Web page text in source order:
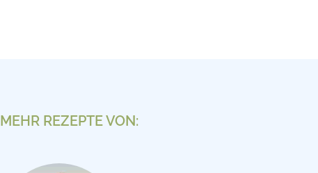
MEHR REZEPTE VON: